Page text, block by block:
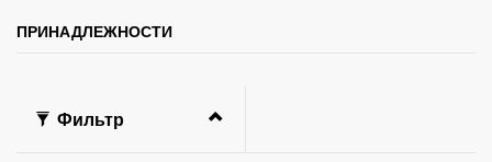
ПРИНАДЛЕЖНОСТИ
Фильтр